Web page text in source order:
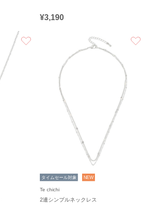
¥3,190
タイムセール対象 NEW
Te chichi
2連シンプルネックレス